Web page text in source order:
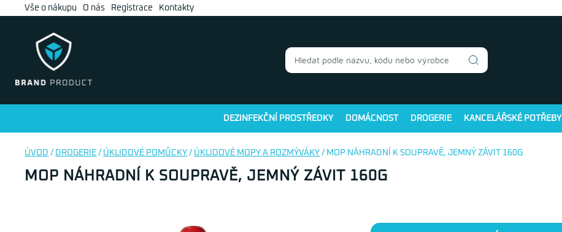
Vše o nákupu O nás Registrace Kontakty
DEZINFEKČNÍ PROSTŘEDKY DOMÁCNOST DROGERIE KANCELÁŘSKÉ POTŘEBY
ÚVOD / DROGERIE / ÚKLIDOVÉ POMŮCKY / ÚKLIDOVÉ MOPY A ROZMÝVÁKY / MOP NÁHRADNÍ K SOUPRAVĚ, JEMNÝ ZÁVIT 160G
MOP NÁHRADNÍ K SOUPRAVĚ, JEMNÝ ZÁVIT 160G